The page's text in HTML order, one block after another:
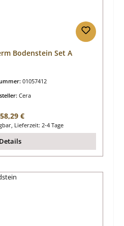
Bodenstein Set A
01057412
Cera
Preis:
€
Lieferzeit: 2-4 Tage
Details